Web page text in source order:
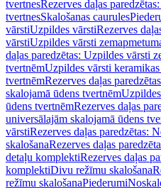
tvertnesRezerves daļas
tvertnesSkalošanas caurules
vārstiUzpildes vārstiRezerves
vārstiUzpildes vārsti
daļas paredzētas: Uzpildes vārsti
tvertnēmUzpildes vārsti
tvertnēmRezerves daļas
skalojamā ūdens tvertnēm
ūdens tvertnēmRezerves daļas
universālajām skalojamā ūdens
vārstiRezerves daļas paredzētas:
skalošanaRezerves daļas
detaļu komplektiRezerves daļas
komplektiDivu režīmu skalošana
režīmu skalošanaPiederumi